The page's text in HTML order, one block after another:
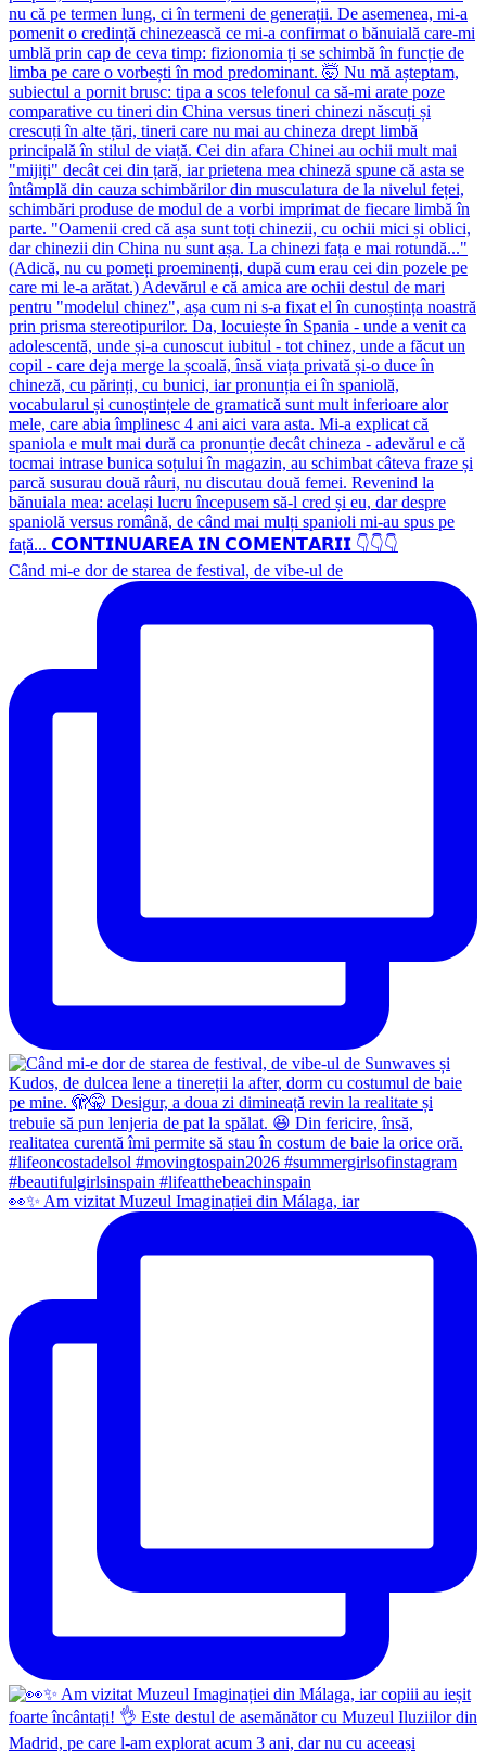
Când mi-e dor de starea de festival, de vibe-ul de
👀✨️ Am vizitat Muzeul Imaginației din Málaga, iar